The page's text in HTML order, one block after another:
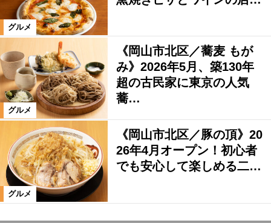
グルメ
グルメ
《岡山市北区／蕎麦 もが
み》2026年5月、築130年
超の古民家に東京の人気
蕎…
グルメ
《岡山市北区／豚の頂》20
26年4月オープン！初心者
でも安心して楽しめる二…